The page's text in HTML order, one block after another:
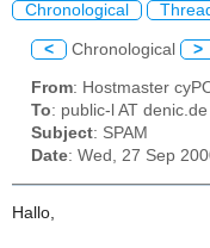
Chronological
< Chronological >
From: Hostmaster
To: public-l AT denic.de
Subject: SPAM
Date: Wed, 27 Sep
Hallo,